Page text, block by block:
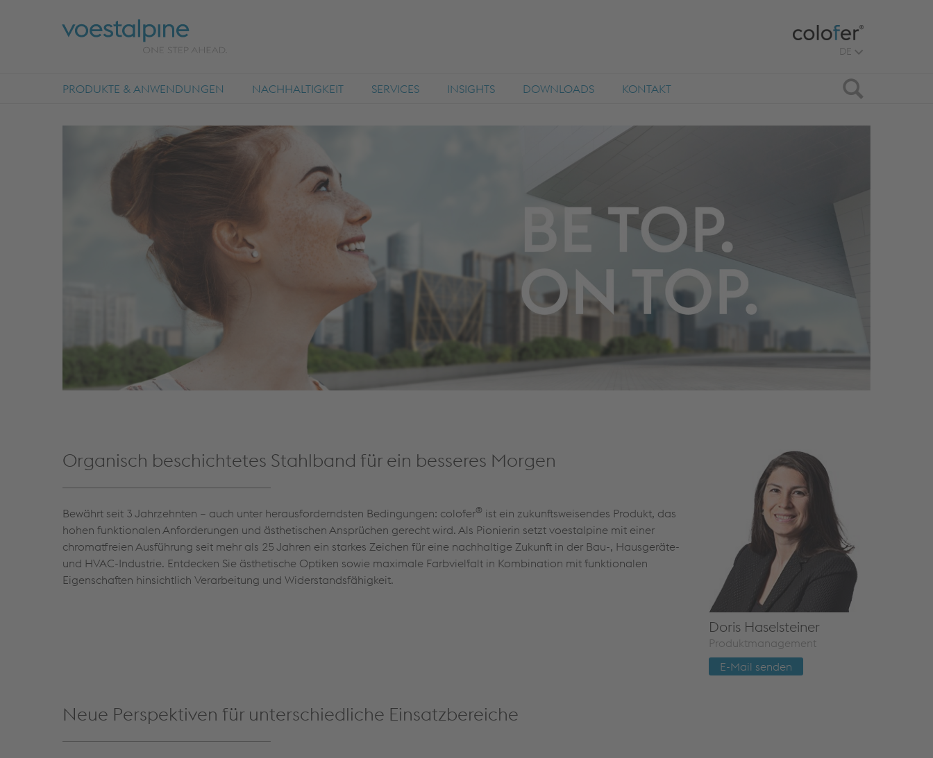
DE
PRODUKTE & ANWENDUNGEN NACHHALTIGKEIT SERVICES INSIGHTS DOWNLOADS KONTAKT Suche
Organisch beschichtetes Stahlband für ein besseres Morgen
Bewährt seit 3 Jahrzehnten – auch unter herausforderndsten Bedingungen: colofer® ist ein zukunftsweisendes Produkt, das
hohen funktionalen Anforderungen und ästhetischen Ansprüchen gerecht wird. Als Pionierin setzt voestalpine mit einer
chromatfreien Ausführung seit mehr als 25 Jahren ein starkes Zeichen für eine nachhaltige Zukunft in der Bau-, Hausgeräte-
und HVAC-Industrie. Entdecken Sie ästhetische Optiken sowie maximale Farbvielfalt in Kombination mit funktionalen
Eigenschaften hinsichtlich Verarbeitung und Widerstandsfähigkeit.
Doris Ha­sel­stei­ner
Pro­dukt­ma­nage­ment
E-Mail sen­den
Neue Perspektiven für unterschiedliche Einsatzbereiche